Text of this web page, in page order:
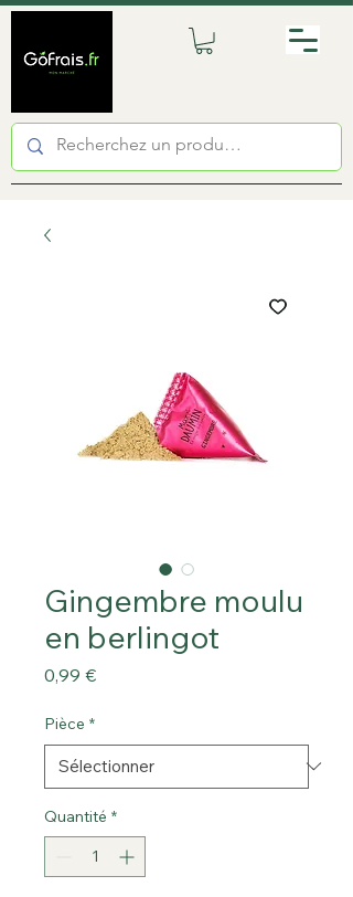
Gingembre moulu
en berlingot
0,99 €Prix
Pièce *
Quantité *